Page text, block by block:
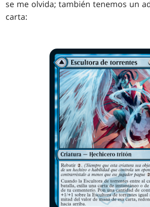
se me olvida; también tenemos un
carta: